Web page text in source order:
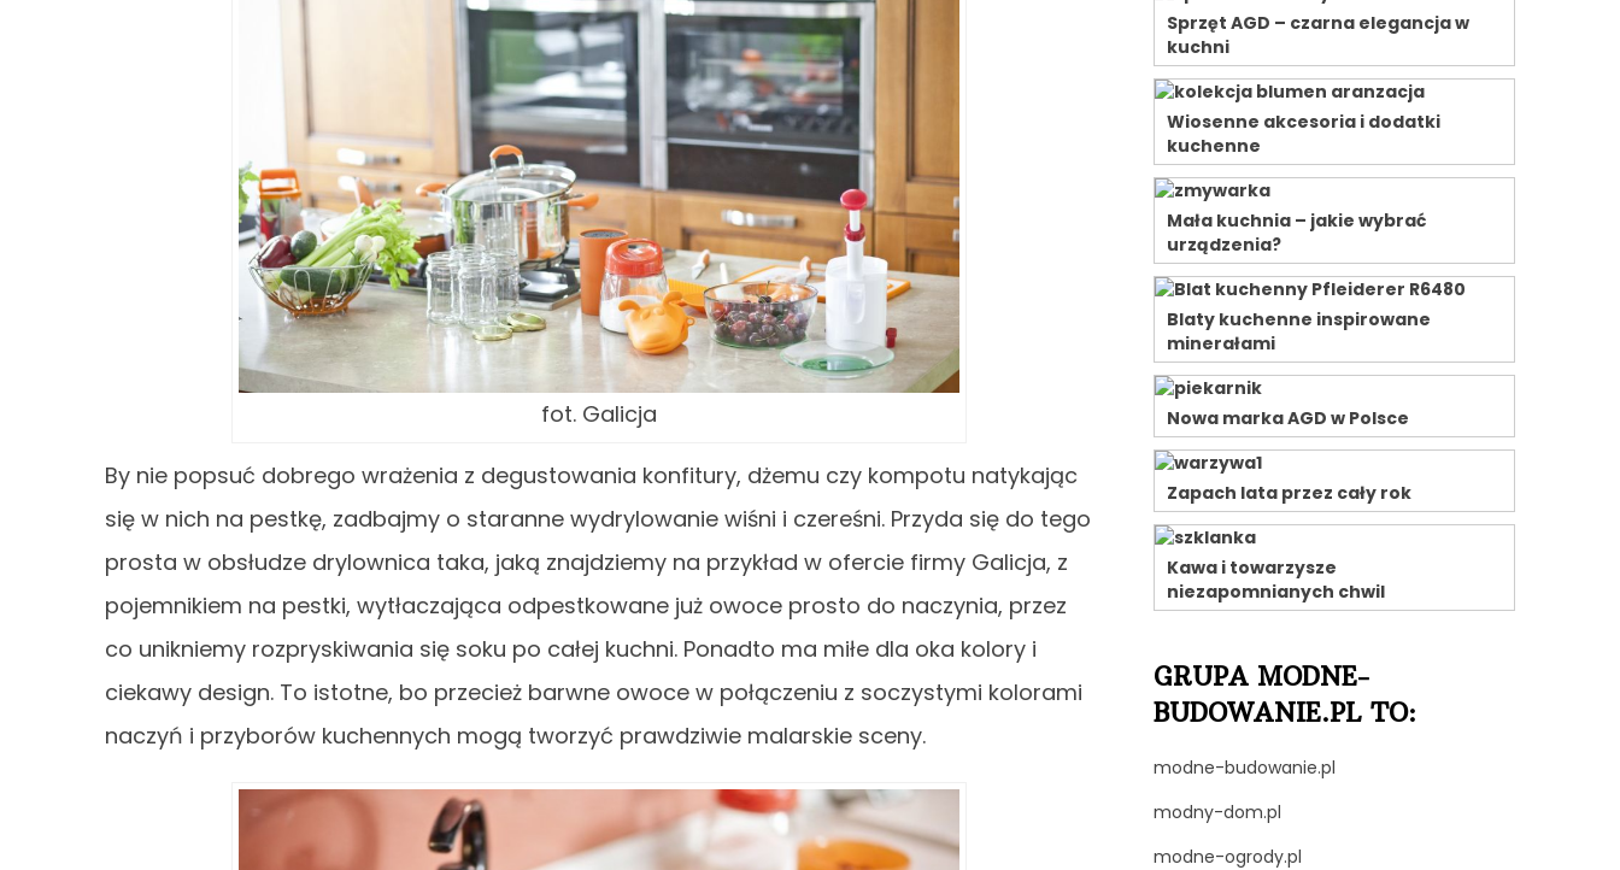
fot. Galicja
By nie popsuć dobrego wrażenia z degustowania konfitury, dżemu czy kompotu natykając
się w nich na pestkę, zadbajmy o staranne wydrylowanie wiśni i czereśni. Przyda się do tego
prosta w obsłudze drylownica taka, jaką znajdziemy na przykład w ofercie firmy Galicja, z
pojemnikiem na pestki, wytłaczająca odpestkowane już owoce prosto do naczynia, przez
co unikniemy rozpryskiwania się soku po całej kuchni. Ponadto ma miłe dla oka kolory i
ciekawy design. To istotne, bo przecież barwne owoce w połączeniu z soczystymi kolorami
naczyń i przyborów kuchennych mogą tworzyć prawdziwie malarskie sceny.
Sprzęt AGD – czarna elegancja w
kuchni
Wiosenne akcesoria i dodatki
kuchenne
Mała kuchnia – jakie wybrać
urządzenia?
Blaty kuchenne inspirowane
minerałami
Nowa marka AGD w Polsce
Zapach lata przez cały rok
Kawa i towarzysze
niezapomnianych chwil
GRUPA MODNE-
BUDOWANIE.PL TO:
modne-budowanie.pl
modny-dom.pl
modne-ogrody.pl